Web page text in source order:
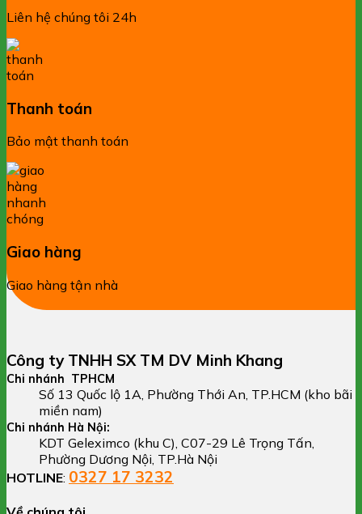
Liên hệ chúng tôi 24h
Thanh toán
Bảo mật thanh toán
Giao hàng
Giao hàng tận nhà
Công ty TNHH SX TM DV Minh Khang
Chi nhánh TPHCM
Số 13 Quốc lộ 1A, Phường Thới An, TP.HCM (kho bãi
miền nam)
Chi nhánh Hà Nội:
KDT Geleximco (khu C), C07-29 Lê Trọng Tấn,
Phường Dương Nội, TP.Hà Nội
HOTLINE: 0327 17 3232